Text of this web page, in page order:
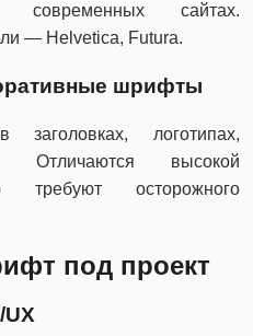
современных сайтах.
— Helvetica, Futura.
шрифты
заголовках, логотипах,
Отличаются высокой
требуют осторожного
под проект